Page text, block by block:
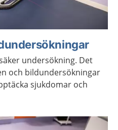
undersökning. Det
och bildundersökningar
sjukdomar och